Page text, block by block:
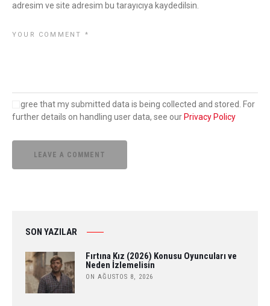
adresim ve site adresim bu tarayıcıya kaydedilsin.
I agree that my submitted data is being collected and stored. For
further details on handling user data, see our Privacy Policy
SON YAZILAR
Fırtına Kız (2026) Konusu Oyuncuları ve
Neden İzlemelisin
ON AĞUSTOS 8, 2026